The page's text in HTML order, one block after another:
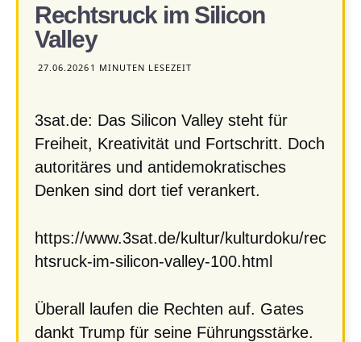
Rechtsruck im Silicon
Valley
27.06.2026 1 MINUTEN LESEZEIT
3sat.de: Das Silicon Valley steht für
Freiheit, Kreativität und Fortschritt. Doch
autoritäres und antidemokratisches
Denken sind dort tief verankert.
https://www.3sat.de/kultur/kulturdoku/rec
htsruck-im-silicon-valley-100.html
Überall laufen die Rechten auf. Gates
dankt Trump für seine Führungsstärke.